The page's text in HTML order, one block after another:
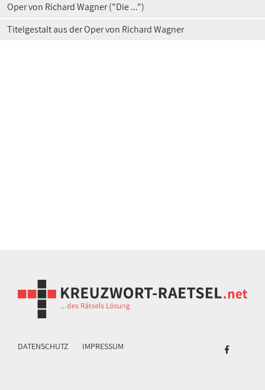
Oper von Richard Wagner ("Die ...")
Titelgestalt aus der Oper von Richard Wagner
DATENSCHUTZ IMPRESSUM